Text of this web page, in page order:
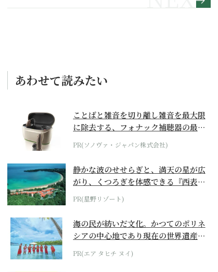
あわせて読みたい
ことばと雑音を切り離し雑音を最大限
に除去する、フォナック補聴器の最上
位モデル
PR(ソノヴァ・ジャパン株式会社)
静かな波のせせらぎと、満天の星が広
がり、くつろぎを体感できる『西表島
ホテル by...
PR(星野リゾート)
海の民が紡いだ文化。かつてのポリネ
シアの中心地であり現在の世界遺産か
らみえてくる...
PR(エア タヒチ ヌイ)